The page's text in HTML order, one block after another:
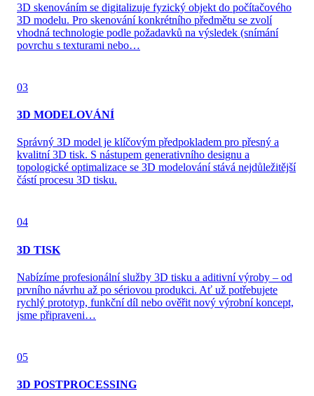
3D skenováním se digitalizuje fyzický objekt do počítačového
3D modelu. Pro skenování konkrétního předmětu se zvolí
vhodná technologie podle požadavků na výsledek (snímání
povrchu s texturami nebo…
03
3D MODELOVÁNÍ
Správný 3D model je klíčovým předpokladem pro přesný a
kvalitní 3D tisk. S nástupem generativního designu a
topologické optimalizace se 3D modelování stává nejdůležitější
částí procesu 3D tisku.
04
3D TISK
Nabízíme profesionální služby 3D tisku a aditivní výroby – od
prvního návrhu až po sériovou produkci. Ať už potřebujete
rychlý prototyp, funkční díl nebo ověřit nový výrobní koncept,
jsme připraveni…
05
3D POSTPROCESSING